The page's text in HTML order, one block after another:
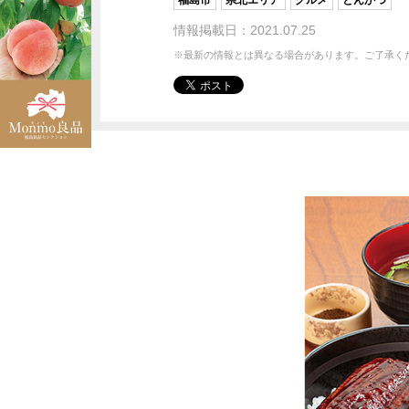
情報掲載日：2021.07.25
※最新の情報とは異なる場合があります。ご了承く